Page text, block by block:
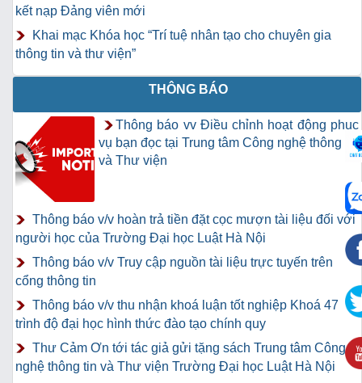
kết nạp Đảng viên mới
Khai mạc Khóa học “Trí tuệ nhân tạo cho chuyên gia
thông tin và thư viện”
THÔNG BÁO
Thông báo vv Điều chỉnh hoạt động phục
vụ bạn đọc tại Trung tâm Công nghệ thông tin
và Thư viện
Thông báo v/v hoàn trả tiền đặt cọc mượn tài liệu đối với
người học của Trường Đại học Luật Hà Nội
Thông báo v/v Truy cập nguồn tài liệu trực tuyến trên
cổng thông tin
Thông báo v/v thu nhận khoá luận tốt nghiệp Khoá 47
trình độ đại học hình thức đào tạo chính quy
Thư Cảm Ơn tới tác giả gửi tặng sách Trung tâm Công
nghệ thông tin và Thư viện Trường Đại học Luật Hà Nội